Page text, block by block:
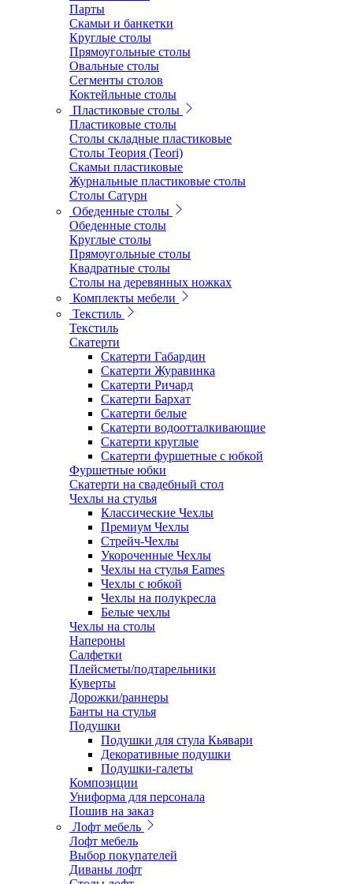
Парты
Скамьи и банкетки
Круглые столы
Прямоугольные столы
Овальные столы
Сегменты столов
Коктейльные столы
Пластиковые столы
Пластиковые столы
Столы складные пластиковые
Столы Теория (Teori)
Скамьи пластиковые
Журнальные пластиковые столы
Столы Сатурн
Обеденные столы
Обеденные столы
Круглые столы
Прямоугольные столы
Квадратные столы
Столы на деревянных ножках
Комплекты мебели
Текстиль
Текстиль
Скатерти
Скатерти Габардин
Скатерти Журавинка
Скатерти Ричард
Скатерти Бархат
Скатерти белые
Скатерти водоотталкивающие
Скатерти круглые
Скатерти фуршетные с юбкой
Фуршетные юбки
Скатерти на свадебный стол
Чехлы на стулья
Классические Чехлы
Премиум Чехлы
Стрейч-Чехлы
Укороченные Чехлы
Чехлы на стулья Eames
Чехлы с юбкой
Чехлы на полукресла
Белые чехлы
Чехлы на столы
Напероны
Салфетки
Плейсметы/подтарельники
Куверты
Дорожки/раннеры
Банты на стулья
Подушки
Подушки для стула Кьявари
Декоративные подушки
Подушки-галеты
Композиции
Униформа для персонала
Пошив на заказ
Лофт мебель
Лофт мебель
Выбор покупателей
Диваны лофт